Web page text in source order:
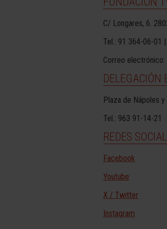
C/ Longares, 6.
Tel.: 91 364-06-01
Correo electrónico:
DELEGACIÓN
Plaza de Nápoles
Tel.: 963 91-14-21
REDES
Facebook
Youtube
X / Twitter
Instagram